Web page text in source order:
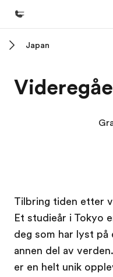
Programmer
Hvem vi er
Karriere
Bli en del av vårt team
Japan
Tilbring tiden etter
Et studieår i Tokyo
deg som har lyst
annen del av
er en helt unik